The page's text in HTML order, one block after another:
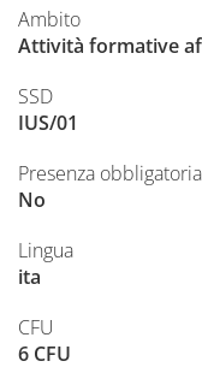
Ambito
Attività formative
SSD
IUS/01
Presenza obbligatoria
No
Lingua
ita
CFU
6 CFU